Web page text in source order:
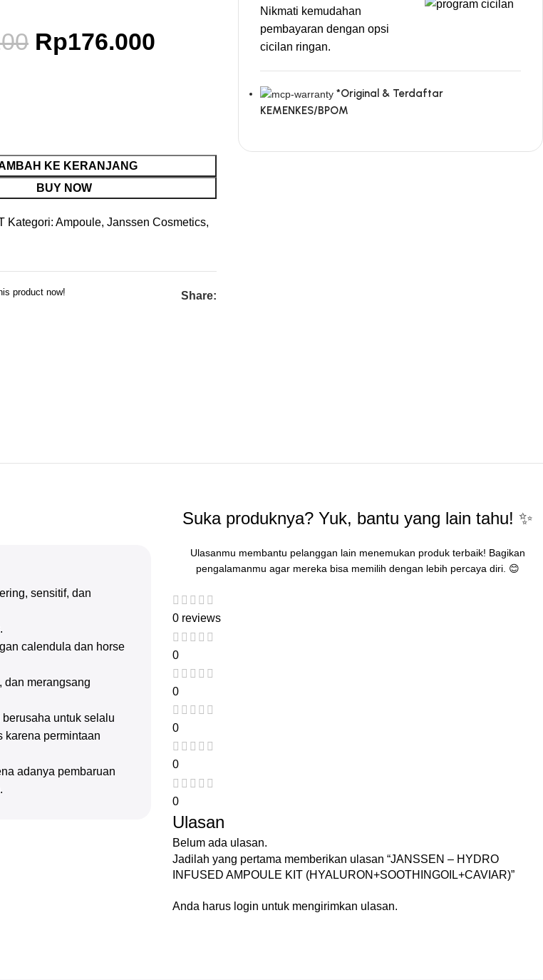
Rp176.000
KE KERANJANG
BUY NOW
Kategori: Ampoule, Janssen Cosmetics,
product now! Share:
Nikmati kemudahan
pembayaran dengan opsi
cicilan ringan.
*Original & Terdaftar
KEMENKES/BPOM
sensitif, dan
calendula dan horse
dan merangsang
untuk selalu
karena permintaan
adanya pembaruan
Suka produknya? Yuk, bantu yang lain tahu! ✨
Ulasanmu membantu pelanggan lain menemukan produk terbaik! Bagikan
pengalamanmu agar mereka bisa memilih dengan lebih percaya diri. 😊
0 reviews
0
0
0
0
0
Ulasan
Belum ada ulasan.
Jadilah yang pertama memberikan ulasan “JANSSEN – HYDRO
INFUSED AMPOULE KIT (HYALURON+SOOTHINGOIL+CAVIAR)”
Anda harus login untuk mengirimkan ulasan.